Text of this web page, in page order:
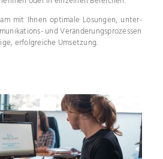
mit Ihnen optimale Lösungen, unter­
und Ver­än­derungsprozessen
erfolgreiche Umsetzung.